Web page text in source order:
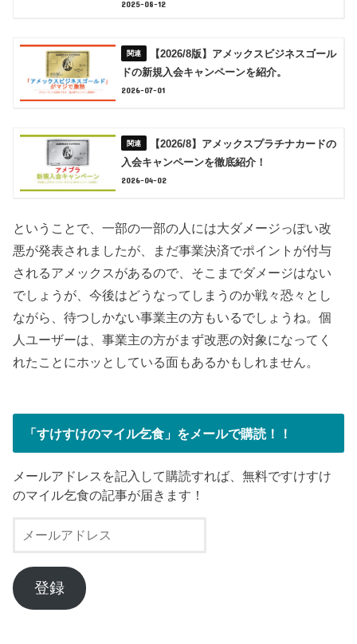
2025-08-12
【2026/8版】アメックスビジネスゴール
ドの新規入会キャンペーンを紹介。
2026-07-01
【2026/8】アメックスプラチナカードの
入会キャンペーンを徹底紹介！
2026-04-02
ということで、一部の一部の人には大ダメージっぽい改
悪が発表されましたが、まだ事業決済でポイントが付与
されるアメックスがあるので、そこまでダメージはない
でしょうが、今後はどうなってしまうのか戦々恐々とし
ながら、待つしかない事業主の方もいるでしょうね。個
人ユーザーは、事業主の方がまず改悪の対象になってく
れたことにホッとしている面もあるかもしれません。
「すけすけのマイル乞食」をメールで購読！！
メールアドレスを記入して購読すれば、無料ですけすけ
のマイル乞食の記事が届きます！
ー
ア
ド
登録